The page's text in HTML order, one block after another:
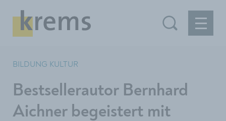
BILDUNG KULTUR
Bestsellerautor Bernhard
Aichner begeistert mit